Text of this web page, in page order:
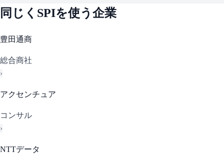
同じく SPIを使う企業
豊田通商
総合商社
›
アクセンチュア
コンサル
›
NTTデータ